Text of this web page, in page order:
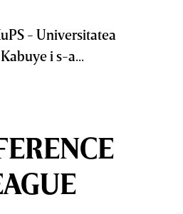
- Universitatea
i s-a...